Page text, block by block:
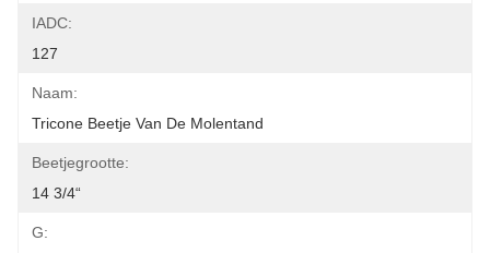
IADC:
127
Naam:
Tricone Beetje Van De Molentand
Beetjegrootte:
14 3/4“
G: